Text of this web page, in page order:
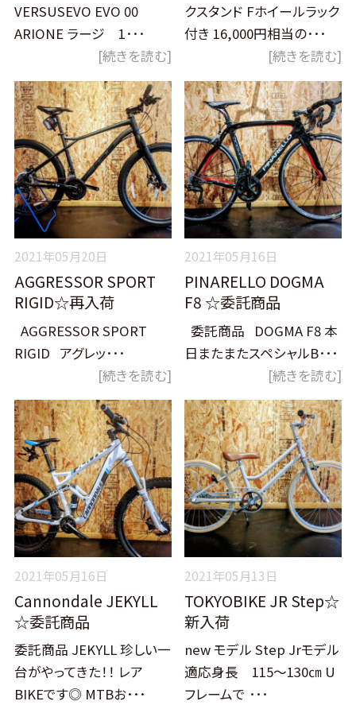
VERSUSEVO EVO 00
ARIONE ラージ 1･･･
[続きを読む]
クスタンド Fホイールラック
付き 16,000円相当の･･･
[続きを読む]
2021年05月20日
AGGRESSOR SPORT
RIGID☆再入荷
AGGRESSOR SPORT
RIGID アグレッ･･･
[続きを読む]
2021年05月16日
PINARELLO DOGMA
F8 ☆委託商品
委託商品 DOGMA F8 本
日またまたスペシャルB･･･
[続きを読む]
2021年05月16日
Cannondale JEKYLL
☆委託商品
委託商品 JEKYLL 珍しい一
台がやってきた！！ レア
BIKEです◎ MTBお･･･
2021年05月13日
TOKYOBIKE JR Step☆
新入荷
new モデル Step Jrモデル
適応身長 115～130㎝ U
フレームで ･･･